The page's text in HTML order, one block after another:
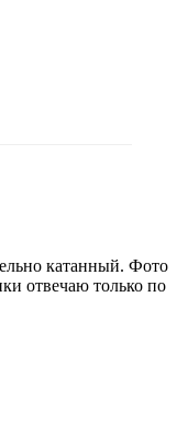
катанный. Фото
отвечаю только по